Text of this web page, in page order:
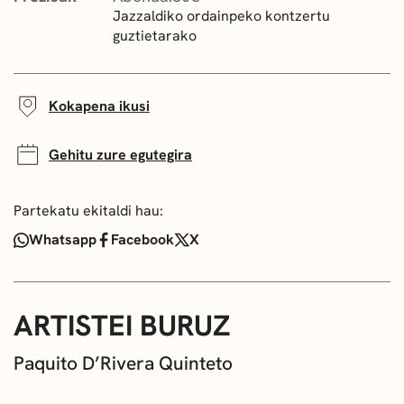
Jazzaldiko ordainpeko kontzertu
guztietarako
Kokapena ikusi
Gehitu zure egutegira
Partekatu ekitaldi hau:
Whatsapp
Facebook X
ARTISTEI BURUZ
Paquito D’Rivera Quinteto